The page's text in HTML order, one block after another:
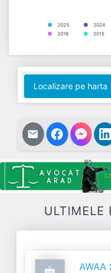
2025 2024
2016
2015
End of interactive chart.
Localizare pe harta
ULTIMELE
AWAA